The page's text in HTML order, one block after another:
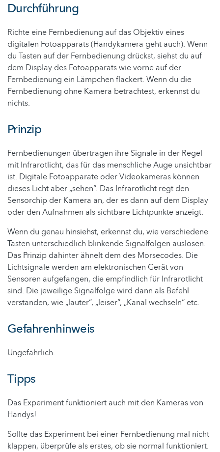
Durchführung
Richte eine Fernbedienung auf das Objektiv eines
digitalen Fotoapparats (Handykamera geht auch). Wenn
du Tasten auf der Fernbedienung drückst, siehst du auf
dem Display des Fotoapparats wie vorne auf der
Fernbedienung ein Lämpchen flackert. Wenn du die
Fernbedienung ohne Kamera betrachtest, erkennst du
nichts.
Prinzip
Fernbedienungen übertragen ihre Signale in der Regel
mit Infrarotlicht, das für das menschliche Auge unsichtbar
ist. Digitale Fotoapparate oder Videokameras können
dieses Licht aber „sehen“. Das Infrarotlicht regt den
Sensorchip der Kamera an, der es dann auf dem Display
oder den Aufnahmen als sichtbare Lichtpunkte anzeigt.
Wenn du genau hinsiehst, erkennst du, wie verschiedene
Tasten unterschiedlich blinkende Signalfolgen auslösen.
Das Prinzip dahinter ähnelt dem des Morsecodes. Die
Lichtsignale werden am elektronischen Gerät von
Sensoren aufgefangen, die empfindlich für Infrarotlicht
sind. Die jeweilige Signalfolge wird dann als Befehl
verstanden, wie „lauter“, „leiser“, „Kanal wechseln“ etc.
Gefahrenhinweis
Ungefährlich.
Tipps
Das Experiment funktioniert auch mit den Kameras von
Handys!
Sollte das Experiment bei einer Fernbedienung mal nicht
klappen, überprüfe als erstes, ob sie normal funktioniert.